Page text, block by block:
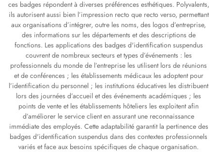
ces badges répondent à diverses préférences esthétiques. Polyvalents,
ils autorisent aussi bien l’impression recto que recto verso, permettant
aux organisations d’intégrer, outre les noms, des logos d’entreprise,
des informations sur les départements et des descriptions de
fonctions. Les applications des badges d'identification suspendus
couvrent de nombreux secteurs et types d’événements : les
professionnels du monde de l’entreprise les utilisent lors de réunions
et de conférences ; les établissements médicaux les adoptent pour
l’identification du personnel ; les institutions éducatives les distribuent
lors des journées d’accueil et des événements académiques ; les
points de vente et les établissements hôteliers les exploitent afin
d’améliorer le service client en assurant une reconnaissance
immédiate des employés. Cette adaptabilité garantit la pertinence des
badges d'identification suspendus dans des contextes professionnels
variés et face aux besoins spécifiques de chaque organisation.